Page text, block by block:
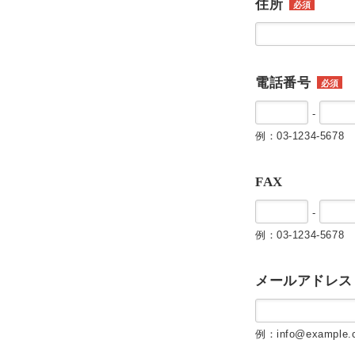
住所 必須
電話番号 必須
-
例：03-1234-5678
FAX
-
例：03-1234-5678
メールアドレス
例：